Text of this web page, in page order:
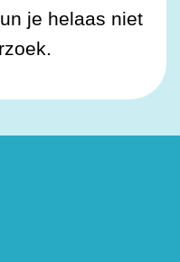
je helaas niet